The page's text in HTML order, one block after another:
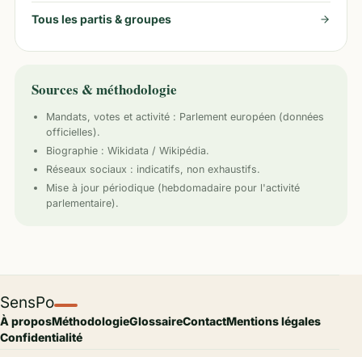
Tous les partis & groupes
Sources & méthodologie
Mandats, votes et activité : Parlement européen (données
officielles).
Biographie : Wikidata / Wikipédia.
Réseaux sociaux : indicatifs, non exhaustifs.
Mise à jour périodique (hebdomadaire pour l'activité
parlementaire).
SensPo
À proposMéthodologieGlossaireContactMentions légales
Confidentialité